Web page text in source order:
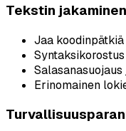
Tekstin jakaminen
Jaa
Erinomainen